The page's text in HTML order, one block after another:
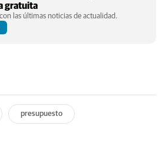
gratuita
las últimas noticias de actualidad.
presupuesto